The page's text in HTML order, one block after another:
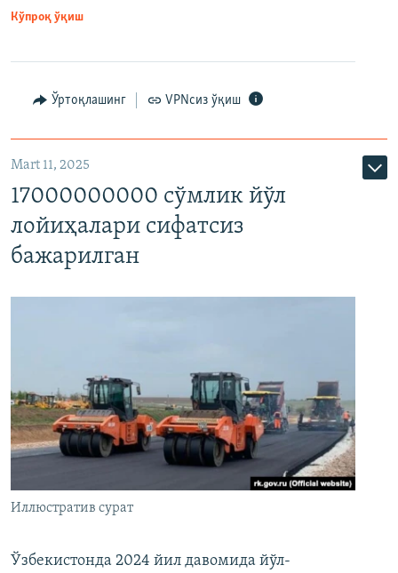
Кўпроқ ўқиш
Ўртоқлашинг VPNсиз ўқиш
Mart 11, 2025
17000000000 сўмлик йўл
лойиҳалари сифатсиз
бажарилган
Иллюстратив сурат
Ўзбекистонда 2024 йил давомида йўл-